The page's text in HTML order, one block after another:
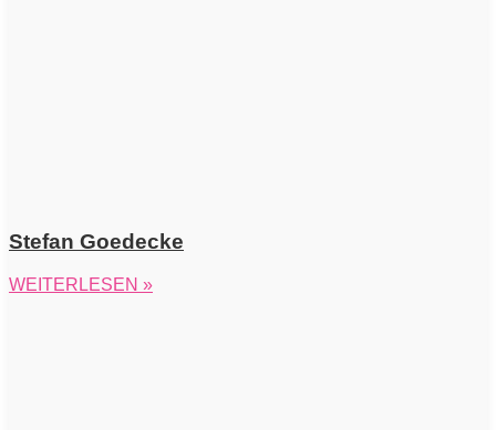
Stefan Goedecke
WEITERLESEN »